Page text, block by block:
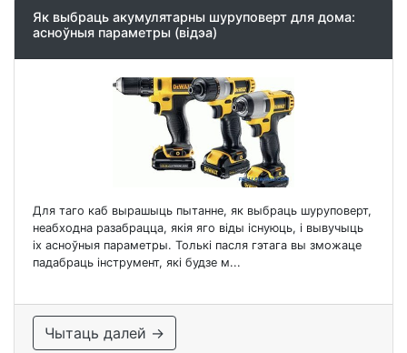
Як выбраць акумулятарны шуруповерт для дома:
асноўныя параметры (відэа)
Для таго каб вырашыць пытанне, як выбраць шуруповерт,
неабходна разабрацца, якія яго віды існуюць, і вывучыць
іх асноўныя параметры. Толькі пасля гэтага вы зможаце
падабраць інструмент, які будзе м...
Чытаць далей →